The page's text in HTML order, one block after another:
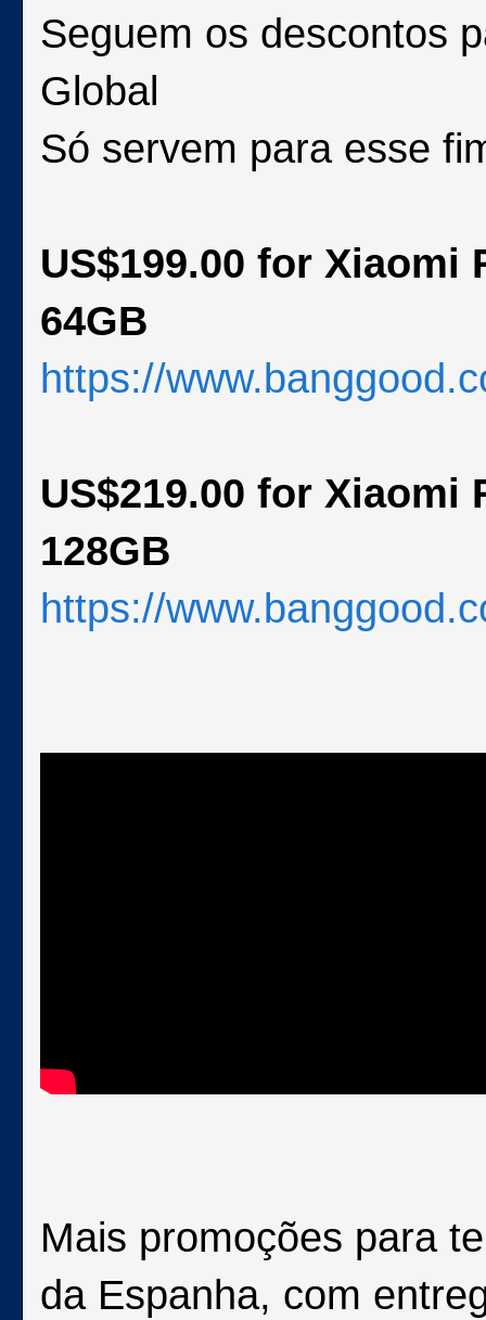
Seguem os descontos
Global
Só servem para esse
US$199.00 for Xiaomi
64GB
https://
US$219.00 for Xiaomi
128GB
https://
Mais promoções para
da Espanha, com